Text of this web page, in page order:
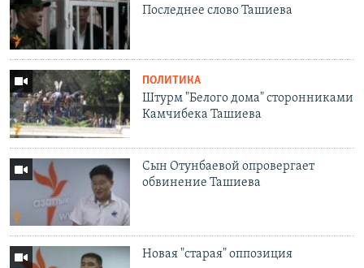
Последнее слово Ташиева
ПОЛИТИКА
Штурм "Белого дома" сторонниками
Камчибека Ташиева
Сын Отунбаевой опровергает
обвинение Ташиева
Новая "старая" оппозиция